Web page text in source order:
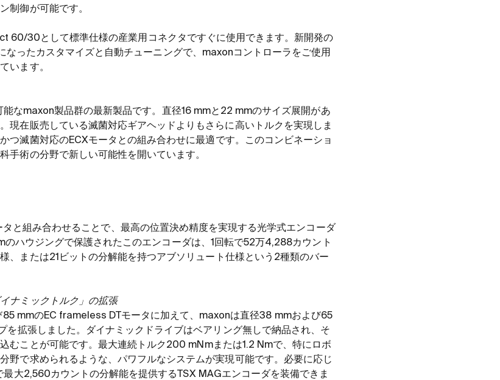
制御が可能です。
60/30として標準仕様の産業用コネクタですぐに使用できます。新開発の
なったカスタマイズと自動チューニングで、 maxonコントローラをご使用
います。
能なmaxon製品群の最新製品です。直径16 mmと 22 mmのサイズ展開があ
現在販売している滅菌対応ギアヘッドよりもさらに高いトルクを実現しま
つ滅菌対応のECXモータとの組み合わせに最適です。このコンビネーショ
手術の分野で新しい可能性を開いています。
タと組み合わせることで、最高の位置決め精度を実現する光学式エンコーダ
のハウジングで保護されたこのエンコーダは、 1 回転で52万4,288カウント
、または21 ビットの分解能を持つアブソリュート仕様という 2種類のバー
ナミックトルク」の拡張
85 mmのEC frameless DT モータに加えて、 maxonは直径38 mmおよび65
を拡張しました。ダイナミックドライブはベアリング無しで納品され、そ
むことが可能です。最大連続トルク200 mNmまたは1.2 Nmで、特にロボ
野で求められるような、パワフルなシステムが実現可能です。必要に応じ
最大2,560カウントの分解能を提供する TSX MAGエンコーダを装備できま